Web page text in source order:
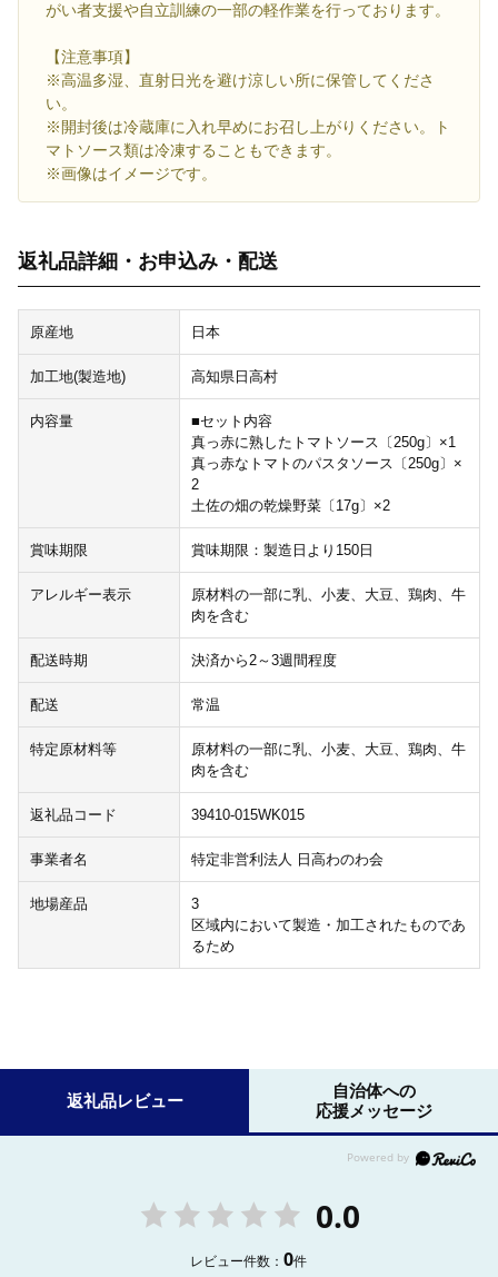
がい者支援や自立訓練の一部の軽作業を行っております。
【注意事項】
※高温多湿、直射日光を避け涼しい所に保管してくださ
い。
※開封後は冷蔵庫に入れ早めにお召し上がりください。ト
マトソース類は冷凍することもできます。
※画像はイメージです。
返礼品詳細・お申込み・配送
原産地 日本
加工地(製造地) 高知県日高村
内容量
■セット内容
真っ赤に熟したトマトソース〔250g〕×1
真っ赤なトマトのパスタソース〔250g〕×
2
土佐の畑の乾燥野菜〔17g〕×2
賞味期限 賞味期限：製造日より150日
アレルギー表示
原材料の一部に乳、小麦、大豆、鶏肉、牛
肉を含む
配送時期 決済から2～3週間程度
配送 常温
特定原材料等
原材料の一部に乳、小麦、大豆、鶏肉、牛
肉を含む
返礼品コード 39410-015WK015
事業者名 特定非営利法人 日高わのわ会
地場産品
3
区域内において製造・加工されたものであ
るため
返礼品レビュー
自治体への
応援メッセージ
0.0
レビュー件数：0件